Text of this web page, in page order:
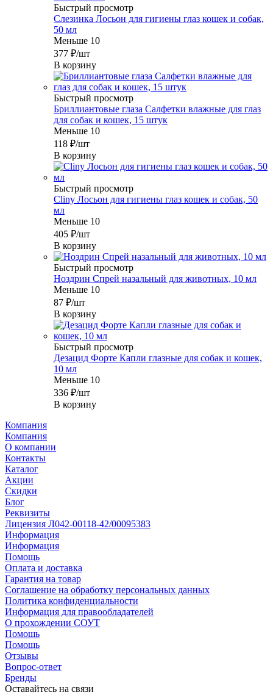
Быстрый просмотр
Слезинка Лосьон для гигиены глаз кошек и собак,
50 мл
Меньше 10
377 ₽/шт
В корзину
Быстрый просмотр
Бриллиантовые глаза Салфетки влажные для глаз
для собак и кошек, 15 штук
Меньше 10
118 ₽/шт
В корзину
Быстрый просмотр
Cliny Лосьон для гигиены глаз кошек и собак, 50
мл
Меньше 10
405 ₽/шт
В корзину
Быстрый просмотр
Ноздрин Спрей назальный для животных, 10 мл
Меньше 10
87 ₽/шт
В корзину
Быстрый просмотр
Дезацид Форте Капли глазные для собак и кошек,
10 мл
Меньше 10
336 ₽/шт
В корзину
Компания
Компания
О компании
Контакты
Каталог
Акции
Скидки
Блог
Реквизиты
Лицензия Л042-00118-42/00095383
Информация
Информация
Помощь
Оплата и доставка
Гарантия на товар
Соглашение на обработку персональных данных
Политика конфиденциальности
Информация для правообладателей
О прохождении СОУТ
Помощь
Помощь
Отзывы
Вопрос-ответ
Бренды
Оставайтесь на связи